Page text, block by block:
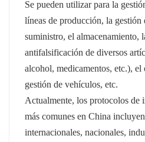
Se pueden utilizar para la
líneas de producción, la gestión
suministro, el almacenamiento,
antifalsificación de diversos
alcohol, medicamentos, etc.),
gestión de vehículos, etc.
Actualmente, los protocolos de
más comunes en China
internacionales, nacionales,